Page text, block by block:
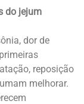
do jejum
dor de
reposição
melhorar.